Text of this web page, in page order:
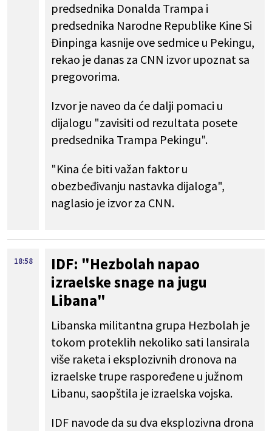
predsednika Donalda Trampa i
predsednika Narodne Republike Kine Si
Đinpinga kasnije ove sedmice u Pekingu,
rekao je danas za CNN izvor upoznat sa
pregovorima.
Izvor je naveo da će dalji pomaci u
dijalogu "zavisiti od rezultata posete
predsednika Trampa Pekingu".
"Kina će biti važan faktor u
obezbeđivanju nastavka dijaloga",
naglasio je izvor za CNN.
18:58
IDF: "Hezbolah napao
izraelske snage na jugu
Libana"
Libanska militantna grupa Hezbolah je
tokom proteklih nekoliko sati lansirala
više raketa i eksplozivnih dronova na
izraelske trupe raspoređene u južnom
Libanu, saopštila je izraelska vojska.
IDF navode da su dva eksplozivna drona